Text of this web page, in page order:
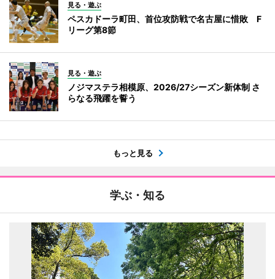
見る・遊ぶ
ペスカドーラ町田、首位攻防戦で名古屋に惜敗 F
リーグ第8節
見る・遊ぶ
ノジマステラ相模原、2026/27シーズン新体制 さ
らなる飛躍を誓う
もっと見る
学ぶ・知る